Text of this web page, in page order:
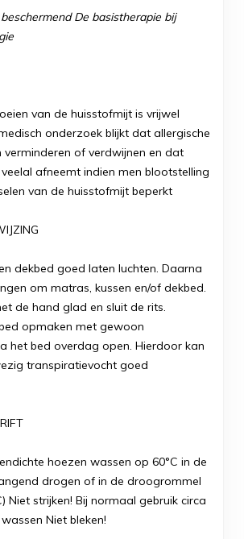
De basistherapie bij
van de huisstofmijt is vrijwel
onderzoek blijkt dat allergische
verminderen of verdwijnen en dat
afneemt indien men blootstelling
van de huisstofmijt beperkt
dekbed goed laten luchten. Daarna
om matras, kussen en/of dekbed.
de hand glad en sluit de rits.
opmaken met gewoon
het bed overdag open. Hierdoor kan
transpiratievocht goed
hoezen wassen op 60°C in de
drogen of in de droogrommel
Niet strijken! Bij normaal gebruik circa
Niet bleken!